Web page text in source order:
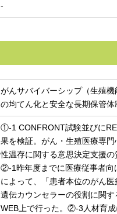
-
がんサバイバーシップ（生殖
の均てん化と安全な長期保管
①-1 CONFRONT試験並びに
果を検証。がん・生殖医療専
性温存に関する意思決定支援の
②-1昨年度までに医療従事者向
によって、「患者本位のがん
遺伝カウンセラーの役割に関
WEB上で行った。②-3人材育